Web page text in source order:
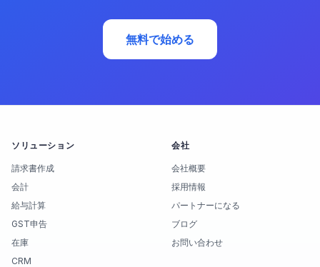
無料で始める
ソリューション
請求書作成
会計
給与計算
GST申告
在庫
CRM
会社
会社概要
採用情報
パートナーになる
ブログ
お問い合わせ